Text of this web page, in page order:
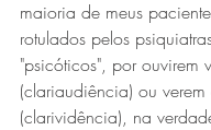
maioria de meus
rotulados pelos
"psicóticos", por ouvirem
(clariaudiência) ou verem
(clarividência), na